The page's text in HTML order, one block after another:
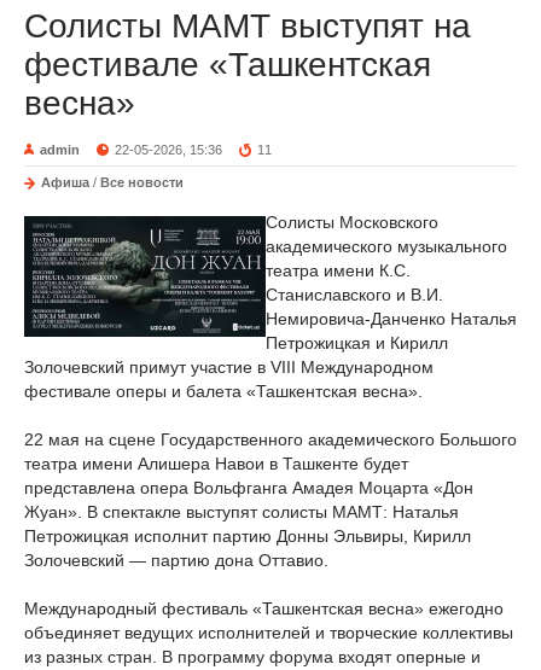
Солисты МАМТ выступят на
фестивале «Ташкентская
весна»
admin 22-05-2026, 15:36 11
Афиша / Все новости
Солисты Московского
академического музыкального
театра имени К.С.
Станиславского и В.И.
Немировича-Данченко Наталья
Петрожицкая и Кирилл
Золочевский примут участие в VIII Международном
фестивале оперы и балета «Ташкентская весна».
22 мая на сцене Государственного академического Большого
театра имени Алишера Навои в Ташкенте будет
представлена опера Вольфганга Амадея Моцарта «Дон
Жуан». В спектакле выступят солисты МАМТ: Наталья
Петрожицкая исполнит партию Донны Эльвиры, Кирилл
Золочевский — партию дона Оттавио.
Международный фестиваль «Ташкентская весна» ежегодно
объединяет ведущих исполнителей и творческие коллективы
из разных стран. В программу форума входят оперные и